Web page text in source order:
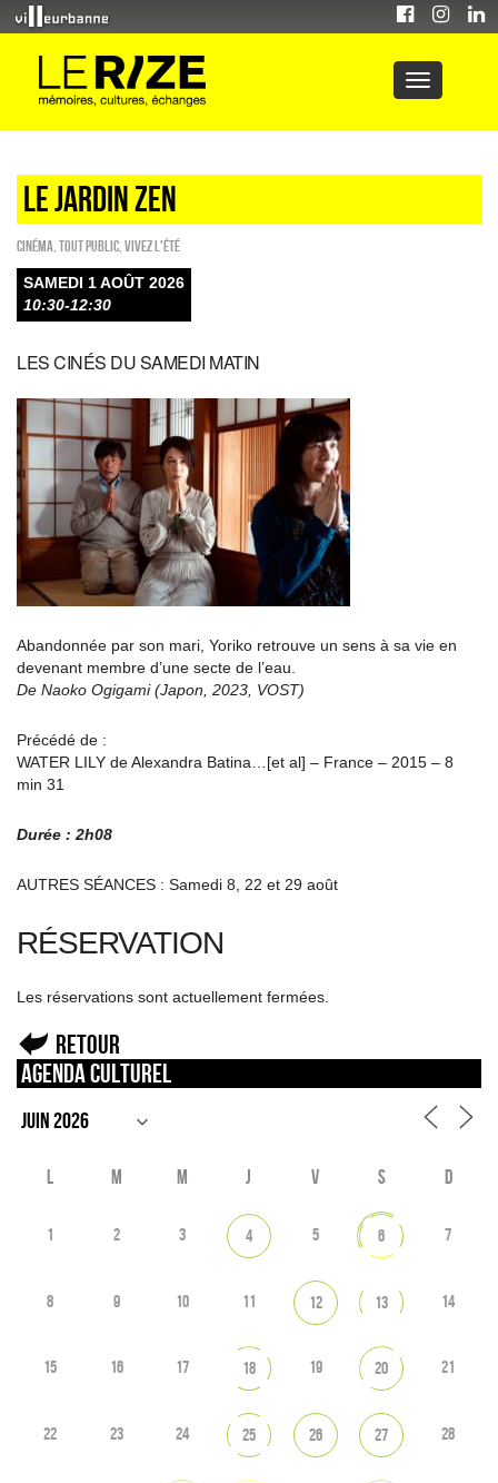
LE JARDIN ZEN
Cinéma Tout public Vivez l'été
SAMEDI 1 AOÛT 2026
10:30-12:30
LES CINÉS DU SAMEDI MATIN
Abandonnée par son mari, Yoriko retrouve un sens à sa vie en
devenant membre d’une secte de l’eau.
De Naoko Ogigami (Japon, 2023, VOST)
Précédé de :
WATER LILY de Alexandra Batina…[et al] – France – 2015 – 8
min 31
Durée : 2h08
AUTRES SÉANCES : Samedi 8, 22 et 29 août
RÉSERVATION
Les réservations sont actuellement fermées.
Retour
Agenda culturel
L M M J V S D
1 2 3 4 5 6 7
8 9 10 11 12 13 14
15 16 17 18 19 20 21
22 23 24 25 26 27 28